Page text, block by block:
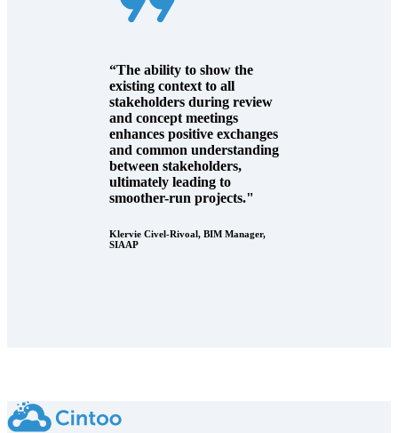
“The ability to show the
existing context to all
stakeholders during review
and concept meetings
enhances positive exchanges
and common understanding
between stakeholders,
ultimately leading to
smoother-run projects."
Klervie Civel-Rivoal, BIM Manager,
SIAAP